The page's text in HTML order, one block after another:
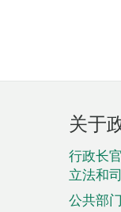
页
脚
菜
单
关于
行政长
立法和
公共部